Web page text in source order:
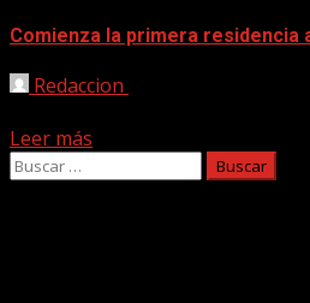
Comienza la primera residencia
Redaccion
Leer más
Buscar: